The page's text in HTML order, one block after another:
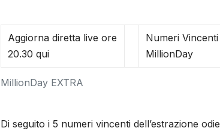
MillionDay EXTRA
Aggiorna diretta live ore
20.30 qui
Numeri Vincenti
MillionDay
Di seguito i 5 numeri vincenti dell’estrazione